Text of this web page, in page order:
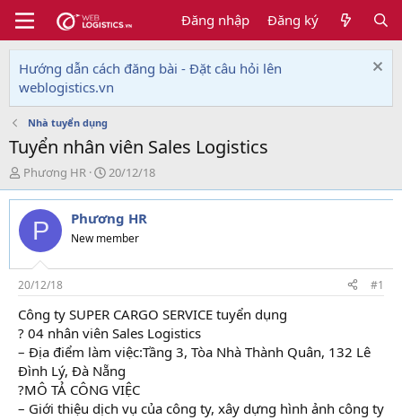
Đăng nhập Đăng ký
Hướng dẫn cách đăng bài - Đặt câu hỏi lên
weblogistics.vn
Nhà tuyển dụng
Tuyển nhân viên Sales Logistics
T
h
r
e
d
s
t
a
r
t
e
r
Phương HR
N
g
à
y
g
i
20/12/18
P Phương HR
New member
20/12/18 #1
Công ty SUPER CARGO SERVICE tuyển dụng
? 04 nhân viên Sales Logistics
– Địa điểm làm việc:Tầng 3, Tòa Nhà Thành Quân, 132 Lê
Đình Lý, Đà Nẵng
?MÔ TẢ CÔNG VIỆC
– Giới thiệu dịch vụ của công ty, xây dựng hình ảnh công ty